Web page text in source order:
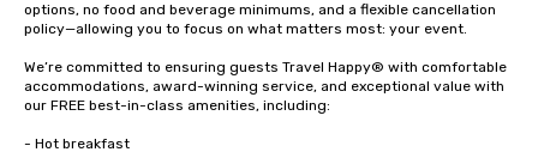
options, no food and beverage minimums, and a flexible cancellation
policy—allowing you to focus on what matters most: your event.
We’re committed to ensuring guests Travel Happy® with comfortable
accommodations, award-winning service, and exceptional value with
our FREE best-in-class amenities, including:
- Hot breakfast